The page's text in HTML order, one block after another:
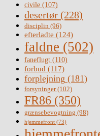
civile (107)
desertør (228)
disciplin (96)
efterladte (124)
faldne (502)
faneflugt (110)
forbud (117)
forplejning (181)
forsyninger(102)
FR86 (350)
grænsebevogtning (98)
hjemmefront (73)